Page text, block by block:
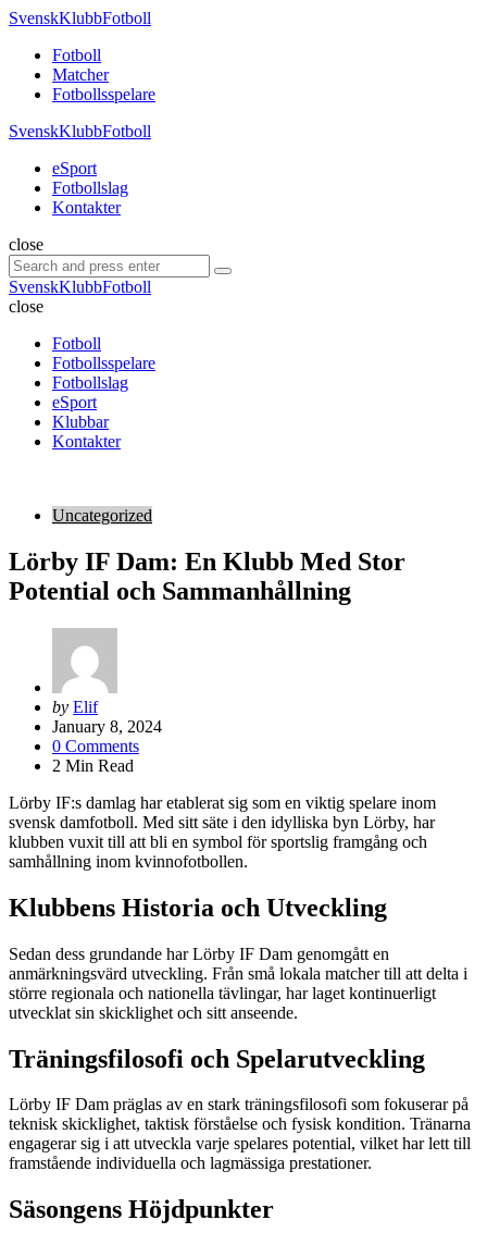
Menu
SvenskKlubbFotboll
Menu
Fotboll
Matcher
Fotbollsspelare
SvenskKlubbFotboll
eSport
Fotbollslag
Kontakter
Search
close
Search
for:
Search
SvenskKlubbFotboll
close
Fotboll
Fotbollsspelare
Fotbollslag
eSport
Klubbar
Kontakter
Uncategorized
Lörby IF Dam: En Klubb Med Stor
Potential och Sammanhållning
Posted
by
by Elif
January 8, 2024
0 Comments
2 Min Read
Lörby IF:s damlag har etablerat sig som en viktig spelare inom
svensk damfotboll. Med sitt säte i den idylliska byn Lörby, har
klubben vuxit till att bli en symbol för sportslig framgång och
samhållning inom kvinnofotbollen.
Klubbens Historia och Utveckling
Sedan dess grundande har Lörby IF Dam genomgått en
anmärkningsvärd utveckling. Från små lokala matcher till att delta i
större regionala och nationella tävlingar, har laget kontinuerligt
utvecklat sin skicklighet och sitt anseende.
Träningsfilosofi och Spelarutveckling
Lörby IF Dam präglas av en stark träningsfilosofi som fokuserar på
teknisk skicklighet, taktisk förståelse och fysisk kondition. Tränarna
engagerar sig i att utveckla varje spelares potential, vilket har lett till
framstående individuella och lagmässiga prestationer.
Säsongens Höjdpunkter